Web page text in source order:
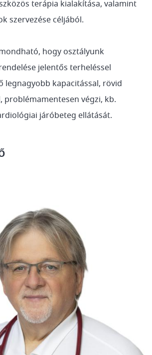
terápia kialakítása, valamint
szervezése céljából.
hogy osztályunk
jelentős terheléssel
legnagyobb kapacitással, rövid
problémamentesen végzi, kb.
járóbeteg ellátását.